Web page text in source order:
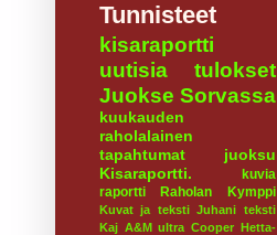
Tunnisteet
kisaraportti
uutisia
tulokset
Juokse Sorvassa
kuukauden
raholalainen
tapahtumat
juoksu
Kisaraportti.
kuvia
raportti
Raholan Kymppi
Kuvat ja teksti Juhani teksti
Kaj A&M ultra Cooper Hetta-